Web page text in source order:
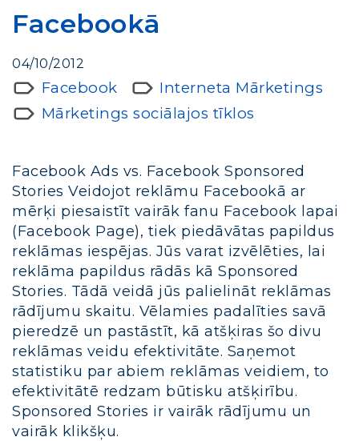
Facebookā
04/10/2012
Facebook
Interneta Mārketings
Mārketings sociālajos tīklos
Facebook Ads vs. Facebook Sponsored
Stories Veidojot reklāmu Facebookā ar
mērķi piesaistīt vairāk fanu Facebook lapai
(Facebook Page), tiek piedāvātas papildus
reklāmas iespējas. Jūs varat izvēlēties, lai
reklāma papildus rādās kā Sponsored
Stories. Tādā veidā jūs palielināt reklāmas
rādījumu skaitu. Vēlamies padalīties savā
pieredzē un pastāstīt, kā atšķiras šo divu
reklāmas veidu efektivitāte. Saņemot
statistiku par abiem reklāmas veidiem, to
efektivitātē redzam būtisku atšķirību.
Sponsored Stories ir vairāk rādījumu un
vairāk klikšķu.